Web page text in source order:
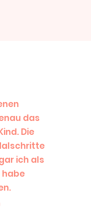
das
Die
ich als